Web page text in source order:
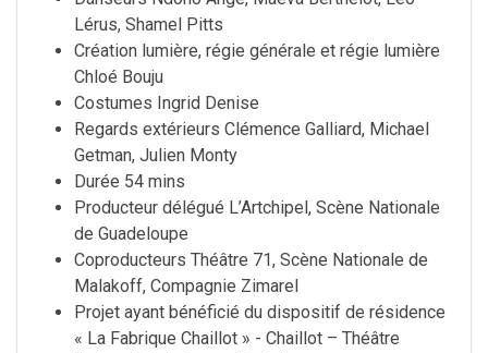
Lérus, Shamel Pitts
Création lumière, régie générale et régie lumière
Chloé Bouju
Costumes Ingrid Denise
Regards extérieurs Clémence Galliard, Michael
Getman, Julien Monty
Durée 54 mins
Producteur délégué L’Artchipel, Scène Nationale
de Guadeloupe
Coproducteurs Théâtre 71, Scène Nationale de
Malakoff, Compagnie Zimarel
Projet ayant bénéficié du dispositif de résidence
« La Fabrique Chaillot » - Chaillot – Théâtre